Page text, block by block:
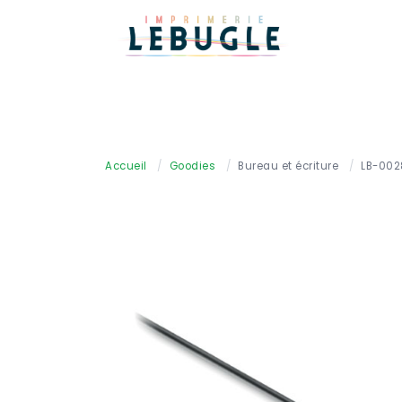
Accueil / Goodies / Bureau et écriture / LB-